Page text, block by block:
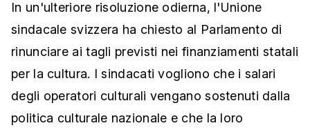
In un'ulteriore risoluzione odierna, l'Unione
sindacale svizzera ha chiesto al Parlamento di
rinunciare ai tagli previsti nei finanziamenti statali
per la cultura. I sindacati vogliono che i salari
degli operatori culturali vengano sostenuti dalla
politica culturale nazionale e che la loro